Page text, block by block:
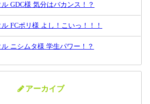
GDC様 気分はバカンス！？
FCポリ様 よし！こいっ！！！
ニシムタ様 学生パワー！？
アーカイブ